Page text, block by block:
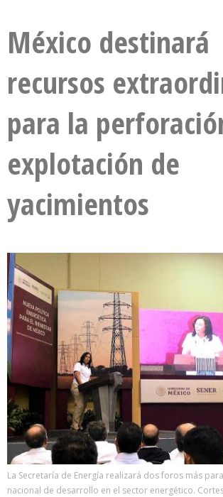
México destinará
recursos
para la
explotación de
yacimientos
La Secretaría de Energía realizará dos foros más
nacional de desarrollo en el sector energético.